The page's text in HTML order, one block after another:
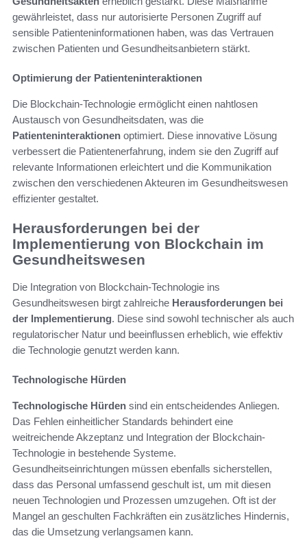
gewährleistet, dass nur autorisierte Personen Zugriff auf
sensible Patienteninformationen haben, was das Vertrauen
zwischen Patienten und Gesundheitsanbietern stärkt.
Optimierung der Patienteninteraktionen
Die Blockchain-Technologie ermöglicht einen nahtlosen
Austausch von Gesundheitsdaten, was die
Patienteninteraktionen optimiert. Diese innovative Lösung
verbessert die Patientenerfahrung, indem sie den Zugriff auf
relevante Informationen erleichtert und die Kommunikation
zwischen den verschiedenen Akteuren im Gesundheitswesen
effizienter gestaltet.
Herausforderungen bei der
Implementierung von Blockchain im
Gesundheitswesen
Die Integration von Blockchain-Technologie ins
Gesundheitswesen birgt zahlreiche Herausforderungen bei
der Implementierung. Diese sind sowohl technischer als auch
regulatorischer Natur und beeinflussen erheblich, wie effektiv
die Technologie genutzt werden kann.
Technologische Hürden
Technologische Hürden sind ein entscheidendes Anliegen.
Das Fehlen einheitlicher Standards behindert eine
weitreichende Akzeptanz und Integration der Blockchain-
Technologie in bestehende Systeme.
Gesundheitseinrichtungen müssen ebenfalls sicherstellen,
dass das Personal umfassend geschult ist, um mit diesen
neuen Technologien und Prozessen umzugehen. Oft ist der
Mangel an geschulten Fachkräften ein zusätzliches Hindernis,
das die Umsetzung verlangsamen kann.